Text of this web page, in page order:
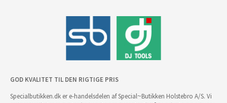
GOD KVALITET TIL DEN RIGTIGE PRIS
Specialbutikken.dk er e-handelsdelen af Special~Butikken Holstebro A/S. Vi